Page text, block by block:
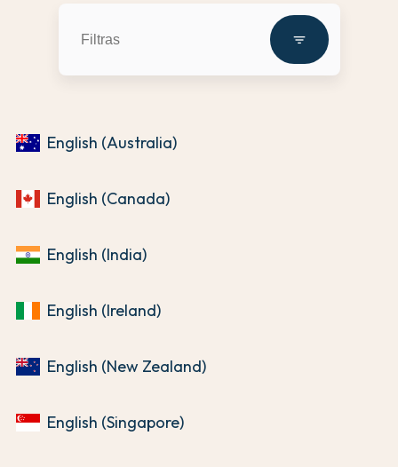
filter_list
English (Australia)
English (Canada)
English (India)
English (Ireland)
English (New Zealand)
English (Singapore)